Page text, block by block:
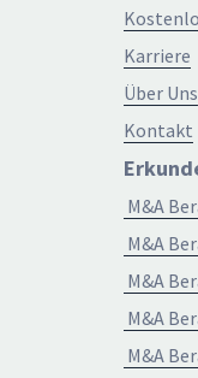
Karriere
Über Uns
Kontakt
M&A
M&A
M&A
M&A
M&A